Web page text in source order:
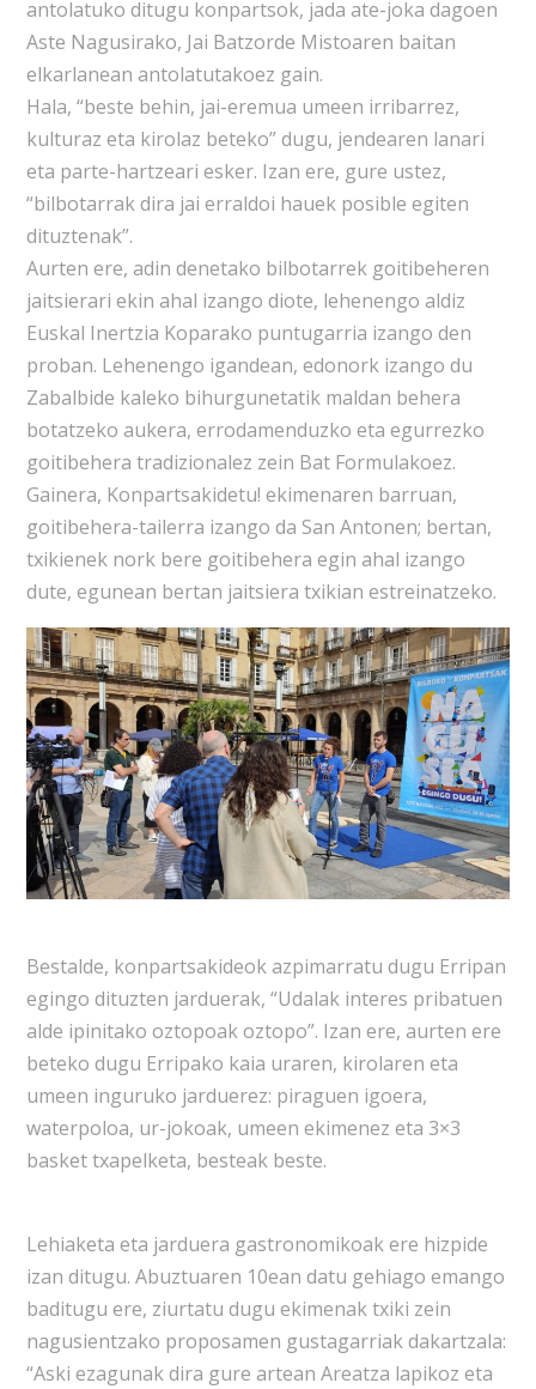
antolatuko ditugu konpartsok, jada ate-joka dagoen
Aste Nagusirako, Jai Batzorde Mistoaren baitan
elkarlanean antolatutakoez gain.
Hala, “beste behin, jai-eremua umeen irribarrez,
kulturaz eta kirolaz beteko” dugu, jendearen lanari
eta parte-hartzeari esker. Izan ere, gure ustez,
“bilbotarrak dira jai erraldoi hauek posible egiten
dituztenak”.
Aurten ere, adin denetako bilbotarrek goitibeheren
jaitsierari ekin ahal izango diote, lehenengo aldiz
Euskal Inertzia Koparako puntugarria izango den
proban. Lehenengo igandean, edonork izango du
Zabalbide kaleko bihurgunetatik maldan behera
botatzeko aukera, errodamenduzko eta egurrezko
goitibehera tradizionalez zein Bat Formulakoez.
Gainera, Konpartsakidetu! ekimenaren barruan,
goitibehera-tailerra izango da San Antonen; bertan,
txikienek nork bere goitibehera egin ahal izango
dute, egunean bertan jaitsiera txikian estreinatzeko.
Bestalde, konpartsakideok azpimarratu dugu Erripan
egingo dituzten jarduerak, “Udalak interes pribatuen
alde ipinitako oztopoak oztopo”. Izan ere, aurten ere
beteko dugu Erripako kaia uraren, kirolaren eta
umeen inguruko jarduerez: piraguen igoera,
waterpoloa, ur-jokoak, umeen ekimenez eta 3×3
basket txapelketa, besteak beste.
Lehiaketa eta jarduera gastronomikoak ere hizpide
izan ditugu. Abuztuaren 10ean datu gehiago emango
baditugu ere, ziurtatu dugu ekimenak txiki zein
nagusientzako proposamen gustagarriak dakartzala:
“Aski ezagunak dira gure artean Areatza lapikoz eta